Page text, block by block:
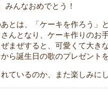
みんなおめでとう！
とは、「ケーキを作ろう」
んとなり、ケーキ作りのお
まぜすると、可愛くて大き
ら誕生日の歌のプレゼント
ているのか、また楽しみに